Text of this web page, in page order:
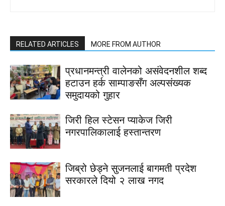
RELATED ARTICLES MORE FROM AUTHOR
प्रधानमन्त्री वालेनको असंवेदनशील शब्द
हटाउन हर्क साम्पाङसँग अल्पसंख्यक
समुदायको गुहार
जिरी हिल स्टेसन प्याकेज जिरी
नगरपालिकालाई हस्तान्तरण
जिब्रो छेड्ने सुजनलाई बागमती प्रदेश
सरकारले दियो २ लाख नगद